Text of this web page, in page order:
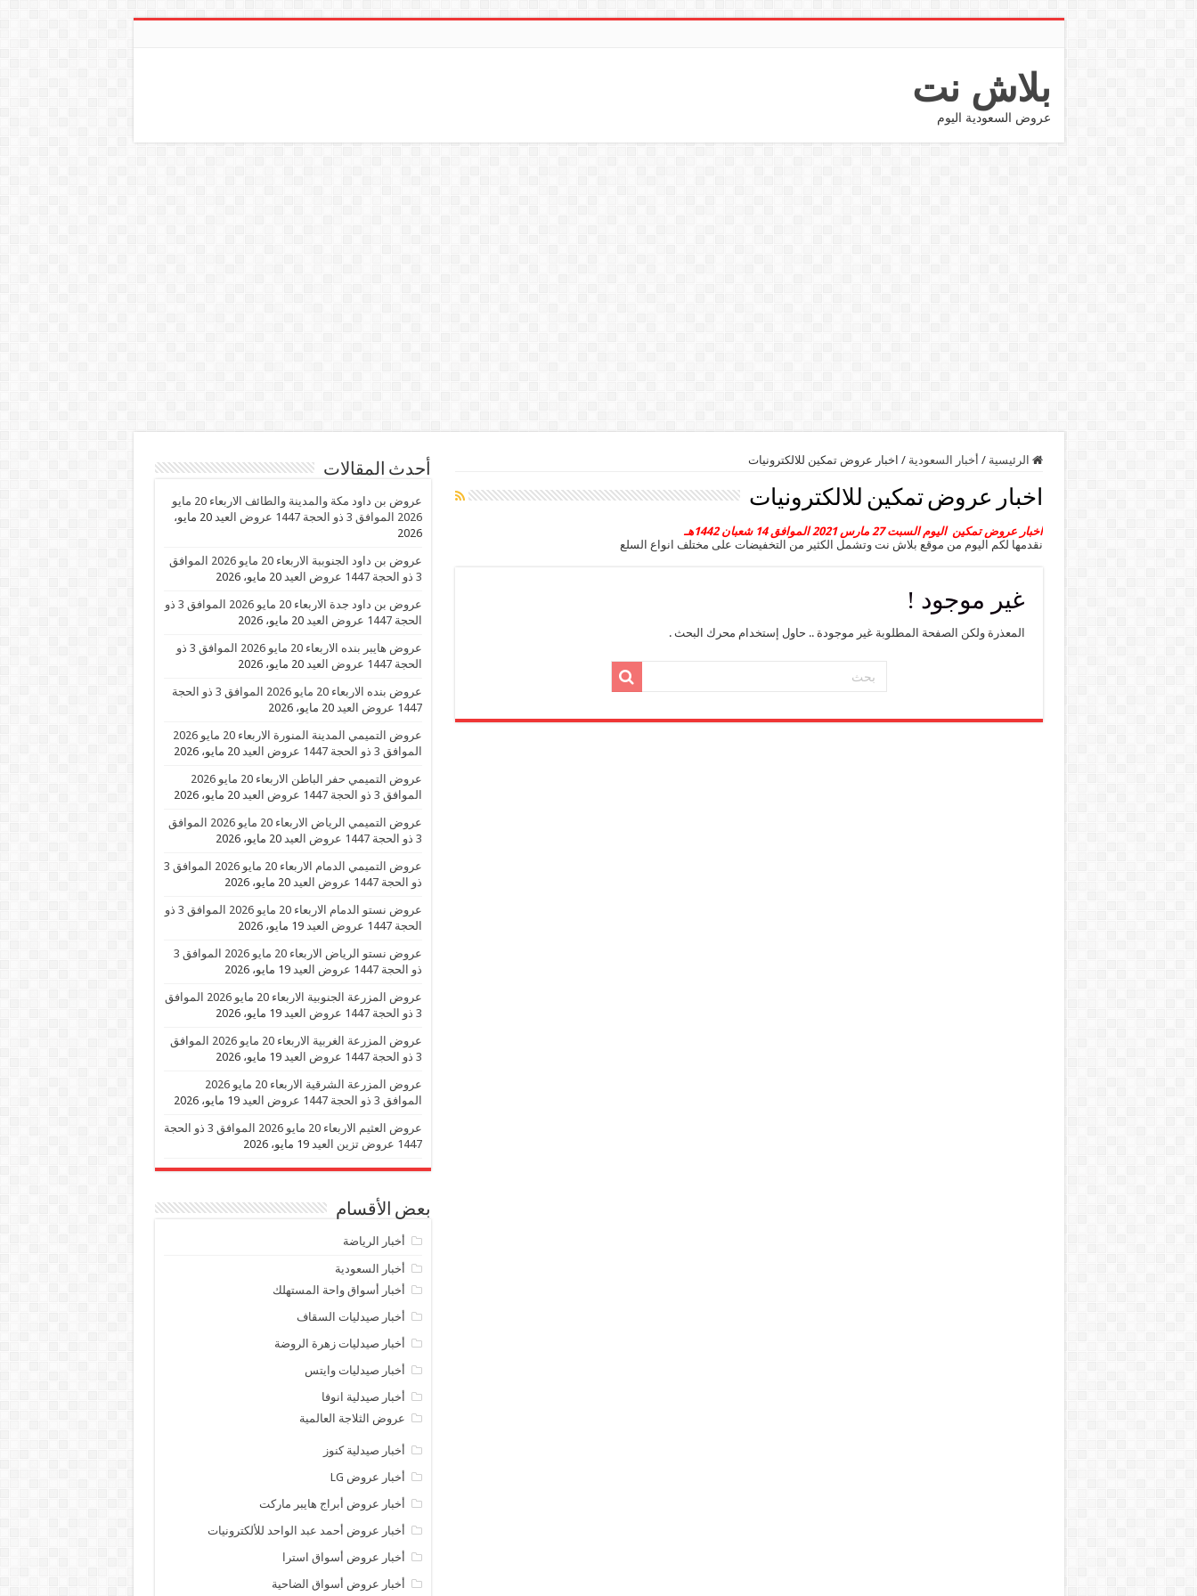
بلاش نت
عروض السعودية اليوم
الرئيسية / أخبار السعودية / اخبار عروض تمكين للالكترونيات
اخبار عروض تمكين للالكترونيات
اخبار عروض تمكين اليوم السبت 27 مارس 2021 الموافق 14 شعبان 1442هـ
نقدمها لكم اليوم من موقع بلاش نت وتشمل الكثير من التخفيضات على مختلف انواع السلع
غير موجود !
المعذرة ولكن الصفحة المطلوبة غير موجودة .. حاول إستخدام محرك البحث .
أحدث المقالات
عروض بن داود مكة والمدينة والطائف الاربعاء 20 مايو
2026 الموافق 3 ذو الحجة 1447 عروض العيد
20 مايو،
2026
عروض بن داود الجنوببة الاربعاء 20 مايو 2026 الموافق
3 ذو الحجة 1447 عروض العيد
20 مايو، 2026
عروض بن داود جدة الاربعاء 20 مايو 2026 الموافق 3 ذو
الحجة 1447 عروض العيد
20 مايو، 2026
عروض هايبر بنده الاربعاء 20 مايو 2026 الموافق 3 ذو
الحجة 1447 عروض العيد
20 مايو، 2026
عروض بنده الاربعاء 20 مايو 2026 الموافق 3 ذو الحجة
1447 عروض العيد
20 مايو، 2026
عروض التميمي المدينة المنورة الاربعاء 20 مايو 2026
الموافق 3 ذو الحجة 1447 عروض العيد
20 مايو، 2026
عروض التميمي حفر الباطن الاربعاء 20 مايو 2026
الموافق 3 ذو الحجة 1447 عروض العيد
20 مايو، 2026
عروض التميمي الرياض الاربعاء 20 مايو 2026 الموافق
3 ذو الحجة 1447 عروض العيد
20 مايو، 2026
عروض التميمي الدمام الاربعاء 20 مايو 2026 الموافق 3
ذو الحجة 1447 عروض العيد
20 مايو، 2026
عروض نستو الدمام الاربعاء 20 مايو 2026 الموافق 3 ذو
الحجة 1447 عروض العيد
19 مايو، 2026
عروض نستو الرياض الاربعاء 20 مايو 2026 الموافق 3
ذو الحجة 1447 عروض العيد
19 مايو، 2026
عروض المزرعة الجنوبية الاربعاء 20 مايو 2026 الموافق
3 ذو الحجة 1447 عروض العيد
19 مايو، 2026
عروض المزرعة الغربية الاربعاء 20 مايو 2026 الموافق
3 ذو الحجة 1447 عروض العيد
19 مايو، 2026
عروض المزرعة الشرقية الاربعاء 20 مايو 2026
الموافق 3 ذو الحجة 1447 عروض العيد
19 مايو، 2026
عروض العثيم الاربعاء 20 مايو 2026 الموافق 3 ذو الحجة
1447 عروض تزين العيد
19 مايو، 2026
بعض الأقسام
أخبار الرياضة
أخبار السعودية
أخبار أسواق واحة المستهلك
أخبار صيدليات السقاف
أخبار صيدليات زهرة الروضة
أخبار صيدليات وايتس
أخبار صيدلية انوفا
عروض الثلاجة العالمية
أخبار صيدلية كنوز
أخبار عروض LG
أخبار عروض أبراج هايبر ماركت
أخبار عروض أحمد عبد الواحد للألكترونيات
أخبار عروض أسواق استرا
أخبار عروض أسواق الضاحية